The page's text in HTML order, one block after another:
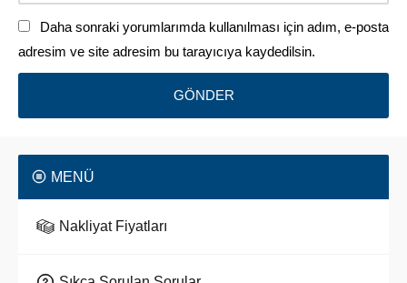
Daha sonraki yorumlarımda kullanılması için adım, e-posta
adresim ve site adresim bu tarayıcıya kaydedilsin.
MENÜ
Nakliyat Fiyatları